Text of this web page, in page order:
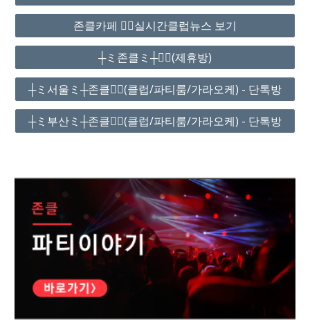
존클카페 ❤️‍🔥실시간클럽뉴스 보기
┼ミ존클ミ┼❤️‍🔥(제휴방)
┼ミ서울ミ┼존클❤️‍🔥(클럽/파티룸/가라오케) - 단톡방
┼ミ부산ミ┼존클❤️‍🔥(클럽/파티룸/가라오케) - 단톡방